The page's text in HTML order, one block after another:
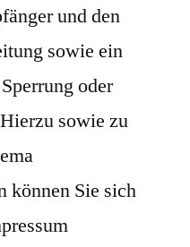
und den
sowie ein
oder
sowie zu
können Sie sich